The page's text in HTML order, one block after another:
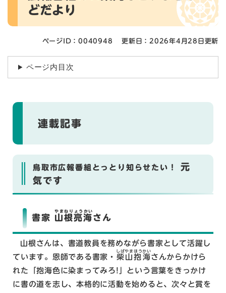
どだより
ページID：0040948 更新日：2026年4月28日更新
ページ内目次
連載記事
鳥取市広報番組とっとり知らせたい！
元
気です
書家 山根亮海
やまねりょうかい
さん
山根さんは、書道教員を務めながら書家として活躍し
ています。恩師である書家・ 柴山抱海
しばやまほうかい
さんからかけら
れた「抱海色に染まってみろ!」という言葉をきっかけ
に書の道を志し、本格的に活動を始めると、次々と賞を